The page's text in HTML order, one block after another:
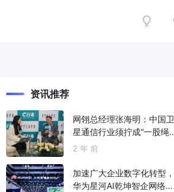
资讯推荐
网翎总经理张海明：中国卫
星通信行业须拧成“一股绳”
共同打造垂直产业链
2 年 前
加速广大企业数字化转型，
华为星河AI乾坤智企网络解